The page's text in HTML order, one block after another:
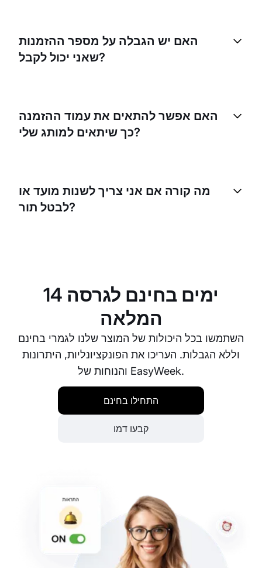
האם יש הגבלה על מספר ההזמנות
שאני יכול לקבל?
של העסק שלכם.
האם אפשר להתאים את עמוד ההזמנה
כך שיתאים למותג שלי?
מה קורה אם אני צריך לשנות מועד או
לבטל תור?
14 ימים בחינם לגרסה
המלאה
השתמשו בכל היכולות של המוצר שלנו לגמרי בחינם
וללא הגבלות. העריכו את הפונקציונליות, היתרונות
והנוחות של EasyWeek.
התחילו בחינם
קבעו דמו